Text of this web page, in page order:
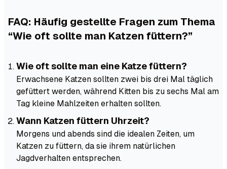
FAQ: Häufig gestellte Fragen zum Thema
“Wie oft sollte man Katzen füttern?”
Wie oft sollte man eine Katze füttern?
Erwachsene Katzen sollten zwei bis drei Mal täglich
gefüttert werden, während Kitten bis zu sechs Mal am
Tag kleine Mahlzeiten erhalten sollten.
Wann Katzen füttern Uhrzeit?
Morgens und abends sind die idealen Zeiten, um
Katzen zu füttern, da sie ihrem natürlichen
Jagdverhalten entsprechen.